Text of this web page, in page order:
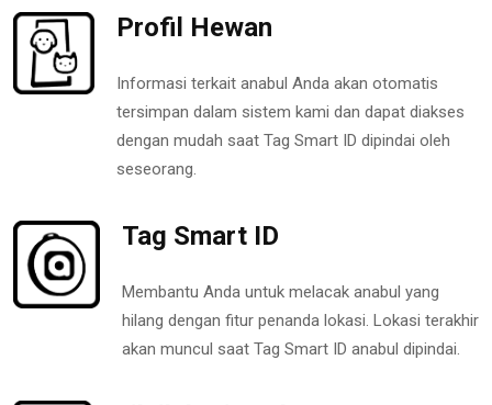
Profil Hewan
Informasi terkait anabul Anda akan otomatis
tersimpan dalam sistem kami dan dapat diakses
dengan mudah saat Tag Smart ID dipindai oleh
seseorang.
Tag Smart ID
Membantu Anda untuk melacak anabul yang
hilang dengan fitur penanda lokasi. Lokasi terakhir
akan muncul saat Tag Smart ID anabul dipindai.